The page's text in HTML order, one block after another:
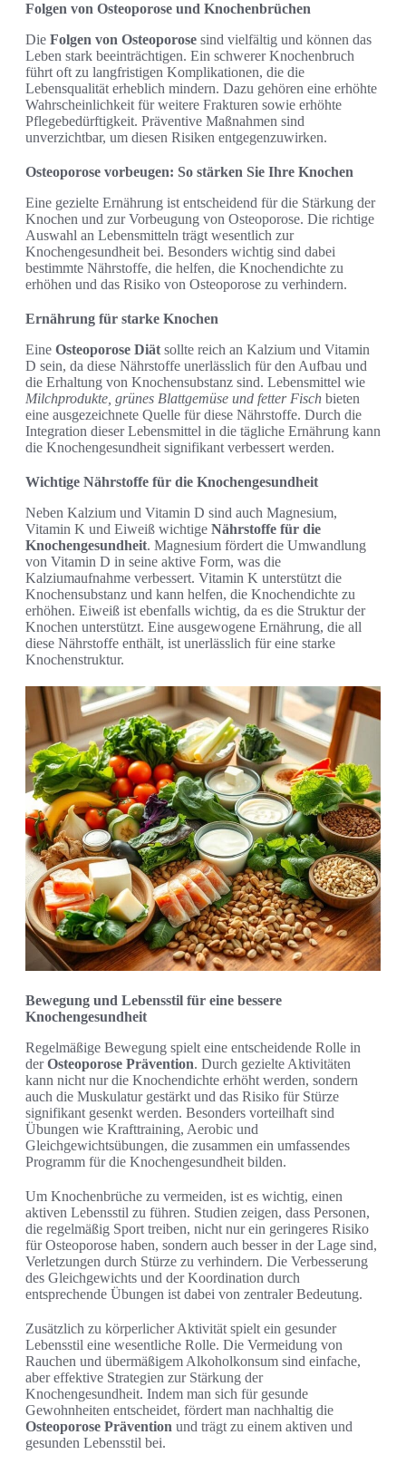
Folgen von Osteoporose und Knochenbrüchen
Die Folgen von Osteoporose sind vielfältig und können das
Leben stark beeinträchtigen. Ein schwerer Knochenbruch
führt oft zu langfristigen Komplikationen, die die
Lebensqualität erheblich mindern. Dazu gehören eine erhöhte
Wahrscheinlichkeit für weitere Frakturen sowie erhöhte
Pflegebedürftigkeit. Präventive Maßnahmen sind
unverzichtbar, um diesen Risiken entgegenzuwirken.
Osteoporose vorbeugen: So stärken Sie Ihre Knochen
Eine gezielte Ernährung ist entscheidend für die Stärkung der
Knochen und zur Vorbeugung von Osteoporose. Die richtige
Auswahl an Lebensmitteln trägt wesentlich zur
Knochengesundheit bei. Besonders wichtig sind dabei
bestimmte Nährstoffe, die helfen, die Knochendichte zu
erhöhen und das Risiko von Osteoporose zu verhindern.
Ernährung für starke Knochen
Eine Osteoporose Diät sollte reich an Kalzium und Vitamin
D sein, da diese Nährstoffe unerlässlich für den Aufbau und
die Erhaltung von Knochensubstanz sind. Lebensmittel wie
Milchprodukte, grünes Blattgemüse und fetter Fisch bieten
eine ausgezeichnete Quelle für diese Nährstoffe. Durch die
Integration dieser Lebensmittel in die tägliche Ernährung kann
die Knochengesundheit signifikant verbessert werden.
Wichtige Nährstoffe für die Knochengesundheit
Neben Kalzium und Vitamin D sind auch Magnesium,
Vitamin K und Eiweiß wichtige Nährstoffe für die
Knochengesundheit. Magnesium fördert die Umwandlung
von Vitamin D in seine aktive Form, was die
Kalziumaufnahme verbessert. Vitamin K unterstützt die
Knochensubstanz und kann helfen, die Knochendichte zu
erhöhen. Eiweiß ist ebenfalls wichtig, da es die Struktur der
Knochen unterstützt. Eine ausgewogene Ernährung, die all
diese Nährstoffe enthält, ist unerlässlich für eine starke
Knochenstruktur.
Bewegung und Lebensstil für eine bessere
Knochengesundheit
Regelmäßige Bewegung spielt eine entscheidende Rolle in
derOsteoporose Prävention. Durch gezielte Aktivitäten
kann nicht nur die Knochendichte erhöht werden, sondern
auch die Muskulatur gestärkt und das Risiko für Stürze
signifikant gesenkt werden. Besonders vorteilhaft sind
Übungen wie Krafttraining, Aerobic und
Gleichgewichtsübungen, die zusammen ein umfassendes
Programm für die Knochengesundheit bilden.
Um Knochenbrüche zu vermeiden, ist es wichtig, einen
aktiven Lebensstil zu führen. Studien zeigen, dass Personen,
die regelmäßig Sport treiben, nicht nur ein geringeres Risiko
für Osteoporose haben, sondern auch besser in der Lage sind,
Verletzungen durch Stürze zu verhindern. Die Verbesserung
des Gleichgewichts und der Koordination durch
entsprechende Übungen ist dabei von zentraler Bedeutung.
Zusätzlich zu körperlicher Aktivität spielt ein gesunder
Lebensstil eine wesentliche Rolle. Die Vermeidung von
Rauchen und übermäßigem Alkoholkonsum sind einfache,
aber effektive Strategien zur Stärkung der
Knochengesundheit. Indem man sich für gesunde
Gewohnheiten entscheidet, fördert man nachhaltig die
Osteoporose Prävention und trägt zu einem aktiven und
gesunden Lebensstil bei.